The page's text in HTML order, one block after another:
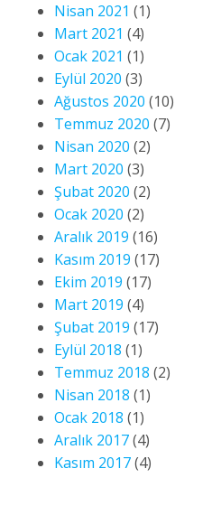
Nisan 2021 (1)
Mart 2021 (4)
Ocak 2021 (1)
Eylül 2020 (3)
Ağustos 2020 (10)
Temmuz 2020 (7)
Nisan 2020 (2)
Mart 2020 (3)
Şubat 2020 (2)
Ocak 2020 (2)
Aralık 2019 (16)
Kasım 2019 (17)
Ekim 2019 (17)
Mart 2019 (4)
Şubat 2019 (17)
Eylül 2018 (1)
Temmuz 2018 (2)
Nisan 2018 (1)
Ocak 2018 (1)
Aralık 2017(4)
Kasım 2017(4)